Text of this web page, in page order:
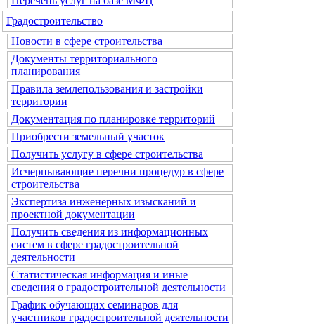
Градостроительство
Новости в сфере строительства
Документы территориального
планирования
Правила землепользования и застройки
территории
Документация по планировке территорий
Приобрести земельный участок
Получить услугу в сфере строительства
Исчерпывающие перечни процедур в сфере
строительства
Экспертиза инженерных изысканий и
проектной документации
Получить сведения из информационных
систем в сфере градостроительной
деятельности
Статистическая информация и иные
сведения о градостроительной деятельности
График обучающих семинаров для
участников градостроительной деятельности